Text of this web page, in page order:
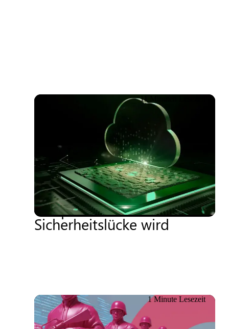
11 Minuten Lesezeit
Cyberkrieg, Sanktionen und
Souveränität – Wenn
Geopolitik zu einer
Sicherheitslücke wird
1 Minute Lesezeit